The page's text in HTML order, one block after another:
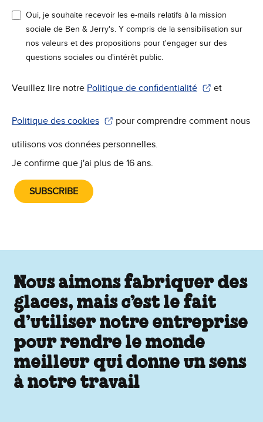
Oui, je souhaite recevoir les e-mails relatifs à la mission
sociale de Ben & Jerry's. Y compris de la sensibilisation sur
nos valeurs et des propositions pour t'engager sur des
questions sociales ou d'intérêt public.
Veuillez lire notre Politique de confidentialité
(S'ouvre dans une nouvelle fenêtre)
et
Politique des cookies
(S'ouvre dans une nouvelle fenêtre)
pour comprendre comment nous
utilisons vos données personnelles.
Je confirme que j'ai plus de 16 ans.
SUBSCRIBE
Nous aimons fabriquer des
glaces, mais c’est le fait
d’utiliser notre entreprise
pour rendre le monde
meilleur qui donne un sens
à notre travail